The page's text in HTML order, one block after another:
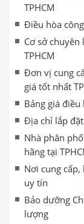
TPHCM
Điều hòa
Cơ sở
TPHCM
Đơn vị cung
giá tốt nhất
Bảng giá
Địa chỉ lắp
Nhà phân
hãng tại
Nơi cung cấp,
uy tín
Bảo dưỡng
lượng